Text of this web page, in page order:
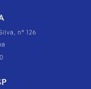
nº 126